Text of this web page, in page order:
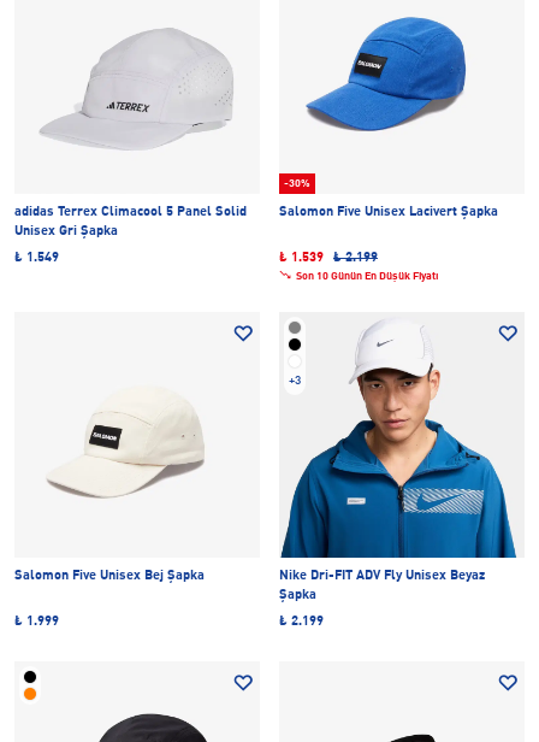
adidas Terrex Climacool 5 Panel Solid
Unisex Gri Şapka
₺ 1.549
-30%
Salomon Five Unisex Lacivert Şapka
₺ 1.539 ₺ 2.199
Son 10 Günün En Düşük Fiyatı
Salomon Five Unisex Bej Şapka
₺ 1.999
+3
Nike Dri-FIT ADV Fly Unisex Beyaz
Şapka
₺ 2.199